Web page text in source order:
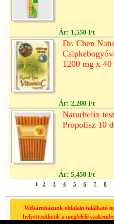
Ár: 1,550 Ft
Dr. Chen
1200 mg x
Ár: 2,200 Ft
Naturhelix
Propolisz 10
Ár: 5,450 Ft
1 2 3 4 5 6 7 8
Webáruházunk oldalain található
helyettesíthetik a megfelelő